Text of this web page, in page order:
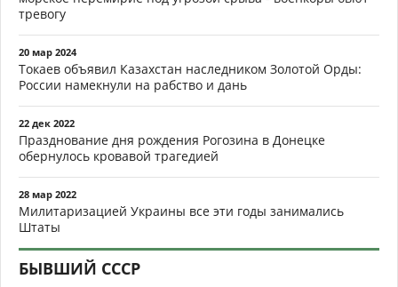
тревогу
20 мар 2024
Токаев объявил Казахстан наследником Золотой Орды:
России намекнули на рабство и дань
22 дек 2022
Празднование дня рождения Рогозина в Донецке
обернулось кровавой трагедией
28 мар 2022
Милитаризацией Украины все эти годы занимались
Штаты
БЫВШИЙ СССР